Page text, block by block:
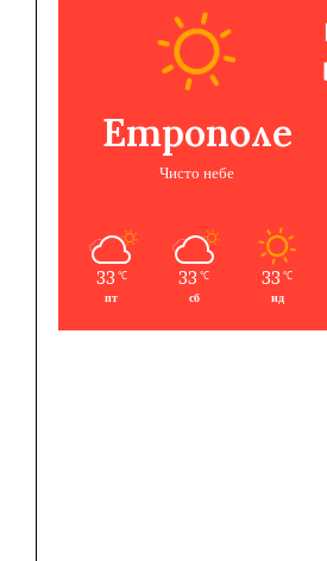
Етрополе
Чисто небе
33 ℃
пт
33 ℃
сб
33 ℃
нд